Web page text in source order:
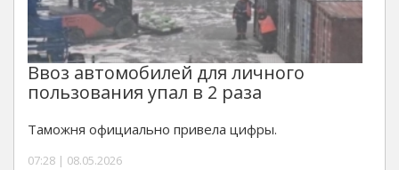
Ввоз автомобилей для личного
пользования упал в 2 раза
Таможня официально привела цифры.
07:28 | 08.05.2026